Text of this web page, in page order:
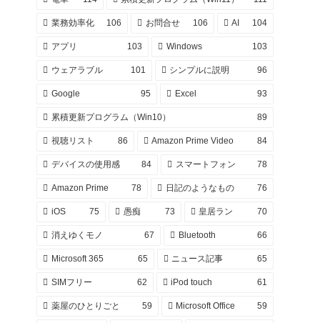
業務効率化 106 お問合せ 106 AI 104
アプリ 103 Windows 103
ウェアラブル 101 シンプルに説明 96
Google 95 Excel 93
累積更新プログラム（Win10） 89
視聴リスト 86 Amazon Prime Video 84
デバイスの使用感 84 スマートフォン 78
Amazon Prime 78 日記のようなもの 76
iOS 75 愚痴 73 皇居ラン 70
消えゆくモノ 67 Bluetooth 66
Microsoft 365 65 ニュース記事 65
SIMフリー 62 iPod touch 61
薬屋のひとりごと 59 Microsoft Office 59